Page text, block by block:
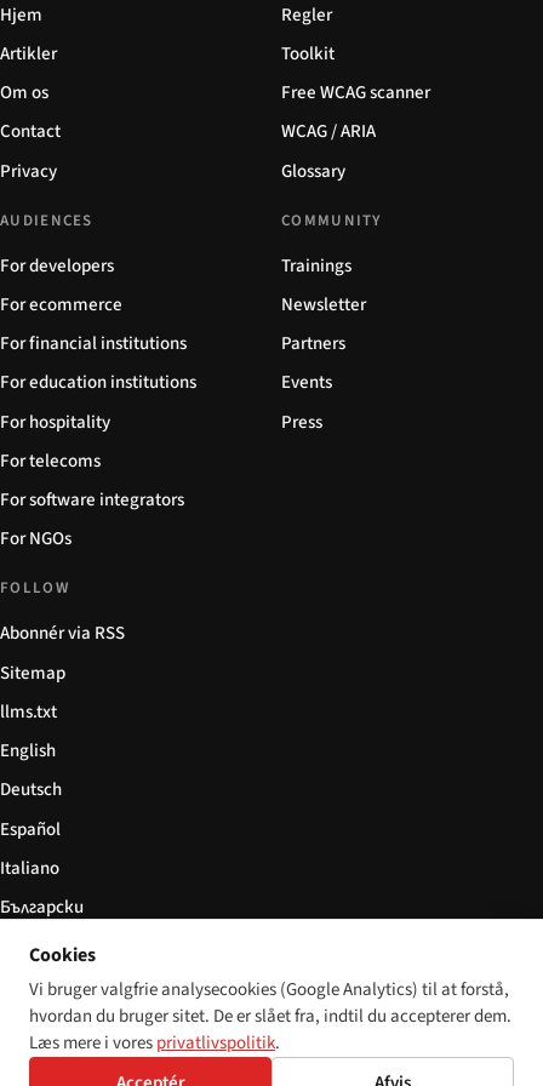
Hjem
Artikler
Om os
Contact
Privacy
Regler
Toolkit
Free WCAG scanner
WCAG / ARIA
Glossary
AUDIENCES
For developers
For ecommerce
For financial institutions
For education institutions
For hospitality
For telecoms
For software integrators
For NGOs
COMMUNITY
Trainings
Newsletter
Partners
Events
Press
FOLLOW
Abonnér via RSS
Sitemap
llms.txt
English
Deutsch
Español
Italiano
Български
简体中文
© 2026 Disability World. Alle rettigheder forbeholdes. Cookie settings
Cookies
Vi bruger valgfrie analysecookies (Google Analytics) til at forstå,
hvordan du bruger sitet. De er slået fra, indtil du accepterer dem.
Læs mere i voresprivatlivspolitik.